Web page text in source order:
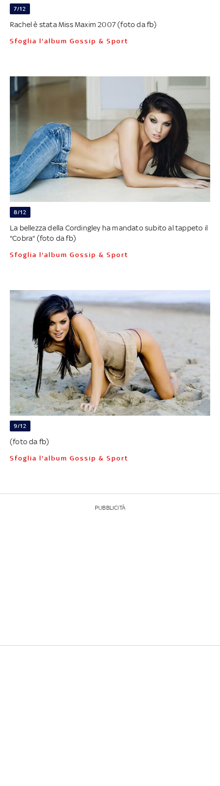
7/12
Rachel è stata Miss Maxim 2007 (foto da fb)
Sfoglia l'album Gossip & Sport
8/12
La bellezza della Cordingley ha mandato subito al tappeto il
"Cobra" (foto da fb)
Sfoglia l'album Gossip & Sport
9/12
(foto da fb)
Sfoglia l'album Gossip & Sport
PUBBLICITÀ